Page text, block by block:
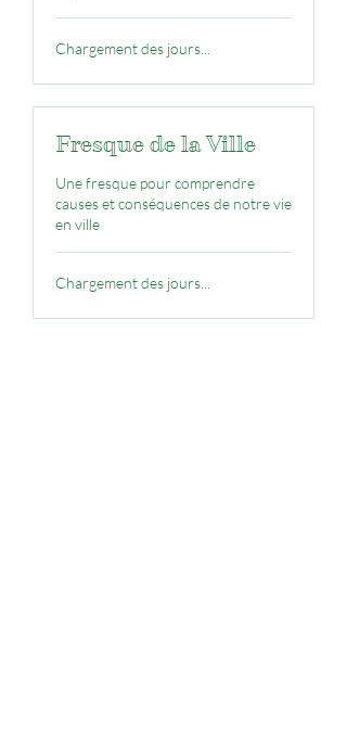
Chargement des jours...
Fresque de la Ville
Une fresque pour comprendre
causes et conséquences de notre vie
en ville
Chargement des jours...